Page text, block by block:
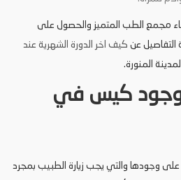
مجمع الطب المتميز والحصول على
التفاصيل عن كيف اخر الدورة الشهرية عند
المنورة.
كيس في
على وجودها والتي يجب زيارة الطبيب بمجرد